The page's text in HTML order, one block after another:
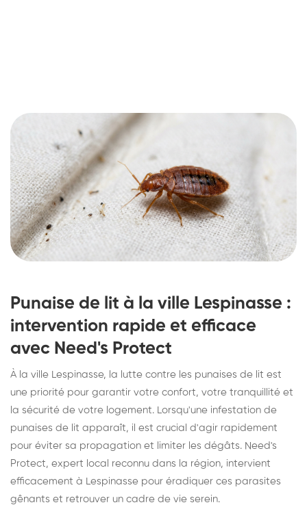
Punaise de lit à la ville Lespinasse :
intervention rapide et efficace
avec Need's Protect
À la ville Lespinasse, la lutte contre les punaises de lit est
une priorité pour garantir votre confort, votre tranquillité et
la sécurité de votre logement. Lorsqu'une infestation de
punaises de lit apparaît, il est crucial d'agir rapidement
pour éviter sa propagation et limiter les dégâts. Need's
Protect, expert local reconnu dans la région, intervient
efficacement à Lespinasse pour éradiquer ces parasites
gênants et retrouver un cadre de vie serein.